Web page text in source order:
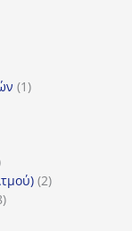
11
22
18